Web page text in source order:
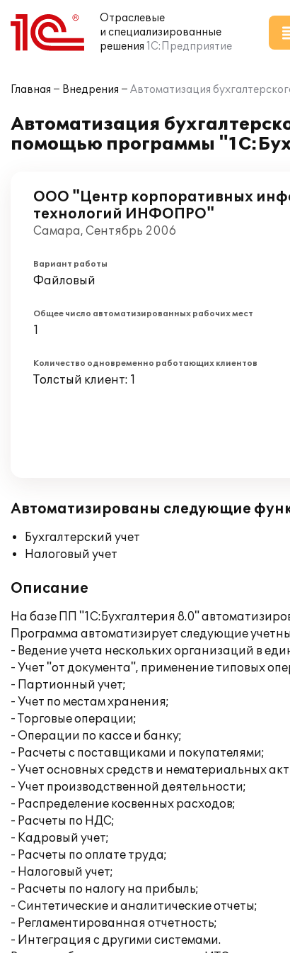
Отраслевые
и специализированные
решения 1С:Предприятие
Главная Внедрения Автоматизация
Автоматизация
помощью программы
ООО "Центр корпоративных
технологий ИНФОПРО"
Самара, Сентябрь 2006
Вариант работы
Файловый
Общее число автоматизированных рабочих мест
1
Количество одновременно работающих клиентов
Толстый клиент: 1
Автоматизированы следующие
Бухгалтерский учет
Налоговый учет
Описание
На базе ПП "1С:Бухгалтерия 8.0"
Программа автоматизирует следующие
- Ведение учета нескольких организаций в
- Учет "от документа", применение типовых
- Партионный учет;
- Учет по местам хранения;
- Торговые операции;
- Операции по кассе и банку;
- Расчеты с поставщиками и покупателями;
- Учет основных средств и нематериальных
- Учет производственной деятельности;
- Распределение косвенных расходов;
- Расчеты по НДС;
- Кадровый учет;
- Расчеты по оплате труда;
- Налоговый учет;
- Расчеты по налогу на прибыль;
- Синтетические и аналитические отчеты;
- Регламентированная отчетность;
- Интеграция с другими системами.